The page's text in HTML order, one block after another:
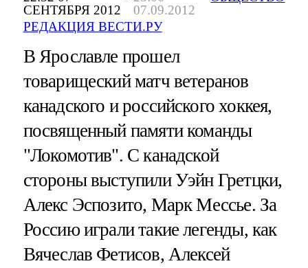
СЕНТЯБРЯ 2012
07.09.2012
РЕДАКЦИЯ ВЕСТИ.РУ
В Ярославле прошел
товарищеский матч ветеранов
канадского и российского хоккея,
посвященный памяти команды
"Локомотив". С канадской
стороны выступили Уэйн Гретцки,
Алекс Эспозито, Марк Мессье. За
Россию играли такие легенды, как
Вячеслав Фетисов, Алексей